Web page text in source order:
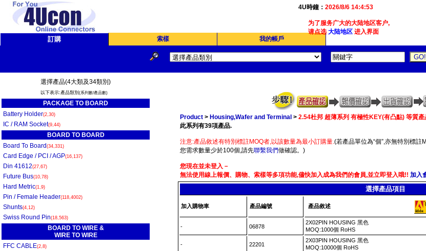
4U時鐘： 2026/8/6 14:4:53
为了服务广大的大陆地区客户,我们4Ucon新
请点选大陆地区进入界面
訂購 索樣 我的帳戶
選擇產品(4大類及34類別)
以下表示:產品類別 (系列數/產品數)
PACKAGE TO BOARD
Battery Holder(2,30)
IC / RAM Socket(9,44)
BOARD TO BOARD
Board To Board (34,331)
Card Edge / PCI / AGP(16,137)
Din 41612(27,67)
Future Bus(10,78)
Hard Metric(1,9)
Pin / Female Header(118,4002)
Shunts(4,12)
Swiss Round Pin(18,563)
BOARD TO WIRE &
WIRE TO WIRE
FFC CABLE(2,8)
Product> Housing,Wafer and Terminal > 2.54杜邦 超薄系列 有極性KEY(有凸點) 等質產
此系列有39項產品.
注意:產品敘述有特別標註MOQ者,以該數量為最小訂購量.(若產品單位為“個”,亦無特別標註
您需求數量少於100個,請先聯繫我們做確認。)
您現在並未登入－
無法使用線上報價、購物、索樣等多項功能,儘快加入成為我們的會員,並立即登入哦!! 加入
選擇產品項目
加入購物車 產品編號 產品敘述
- 06878
2X02PIN HOUSING 黑色
MOQ:1000個 RoHS
- 22201
2X03PIN HOUSING 黑色
MOQ:10000個 RoHS